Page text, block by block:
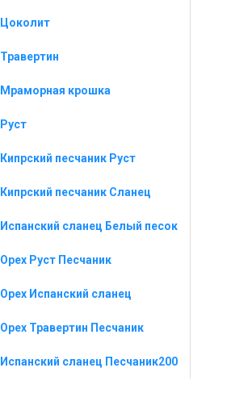
Цоколит
Травертин
Мраморная крошка
Руст
Кипрский песчаник Руст
Кипрский песчаник Сланец
Испанский сланец Белый песок
Орех Руст Песчаник
Орех Испанский сланец
Орех Травертин Песчаник
Испанский сланец Песчаник200